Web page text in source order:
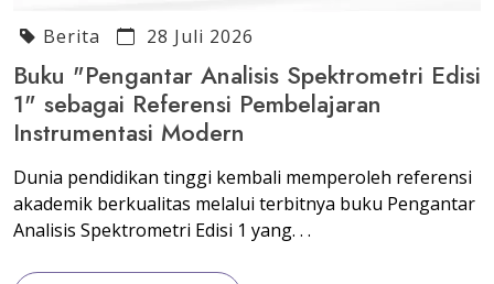
Berita 28 Juli 2026
Buku "Pengantar Analisis Spektrometri Edisi
1" sebagai Referensi Pembelajaran
Instrumentasi Modern
Dunia pendidikan tinggi kembali memperoleh referensi
akademik berkualitas melalui terbitnya buku Pengantar
Analisis Spektrometri Edisi 1 yang. . .